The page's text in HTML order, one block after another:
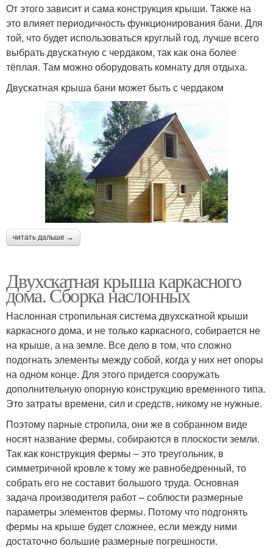
От этого зависит и сама конструкция крыши. Также на
это влияет периодичность функционирования бани. Для
той, что будет использоваться круглый год, лучше всего
выбрать двускатную с чердаком, так как она более
тёплая. Там можно оборудовать комнату для отдыха.
Двускатная крыша бани может быть с чердаком
читать дальше →
Двухскатная крыша каркасного
дома. Сборка наслонных
Наслонная стропильная система двухскатной крыши
каркасного дома, и не только каркасного, собирается не
на крыше, а на земле. Все дело в том, что сложно
подогнать элементы между собой, когда у них нет опоры
на одном конце. Для этого придется сооружать
дополнительную опорную конструкцию временного типа.
Это затраты времени, сил и средств, никому не нужные.
Поэтому парные стропила, они же в собранном виде
носят название фермы, собираются в плоскости земли.
Так как конструкция фермы – это треугольник, в
симметричной кровле к тому же равнобедренный, то
собрать его не составит большого труда. Основная
задача производителя работ – соблюсти размерные
параметры элементов фермы. Потому что подгонять
фермы на крыше будет сложнее, если между ними
достаточно большие размерные погрешности.